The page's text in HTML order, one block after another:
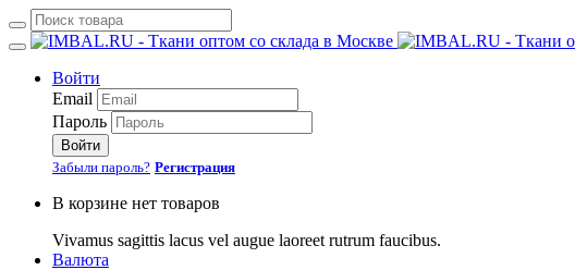
Войти
Email
Пароль
Войти
Забыли пароль? Регистрация
В корзине нет товаров
Vivamus sagittis lacus vel augue laoreet rutrum faucibus.
Валюта